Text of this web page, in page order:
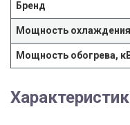
Бренд
Мощность
Мощность обогрева,